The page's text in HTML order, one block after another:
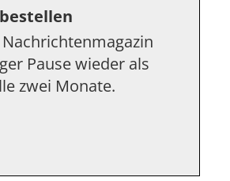
Pause wieder als
zwei Monate.